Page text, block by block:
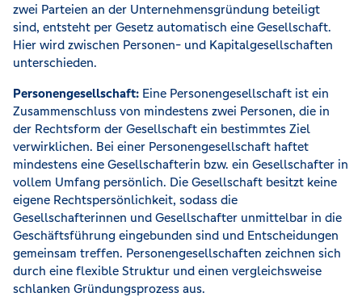
zwei Parteien an der Unternehmensgründung beteiligt
sind, entsteht per Gesetz automatisch eine Gesellschaft.
Hier wird zwischen Personen- und Kapitalgesellschaften
unterschieden.
Personengesellschaft: Eine Personengesellschaft ist ein
Zusammenschluss von mindestens zwei Personen, die in
der Rechtsform der Gesellschaft ein bestimmtes Ziel
verwirklichen. Bei einer Personengesellschaft haftet
mindestens eine Gesellschafterin bzw. ein Gesellschafter in
vollem Umfang persönlich. Die Gesellschaft besitzt keine
eigene Rechtspersönlichkeit, sodass die
Gesellschafterinnen und Gesellschafter unmittelbar in die
Geschäftsführung eingebunden sind und Entscheidungen
gemeinsam treffen. Personengesellschaften zeichnen sich
durch eine flexible Struktur und einen vergleichsweise
schlanken Gründungsprozess aus.